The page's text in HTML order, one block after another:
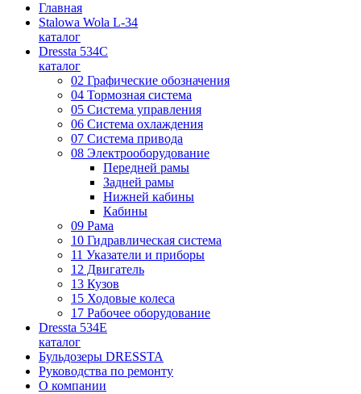
Главная
Stalowa Wola L-34
каталог
Dressta 534C
каталог
02 Графические обозначения
04 Тормозная система
05 Система управления
06 Система охлаждения
07 Система привода
08 Электрооборудование
Передней рамы
Задней рамы
Нижней кабины
Кабины
09 Рама
10 Гидравлическая система
11 Указатели и приборы
12 Двигатель
13 Кузов
15 Ходовые колеса
17 Рабочее оборудование
Dressta 534E
каталог
Бульдозеры DRESSTA
Руководства по ремонту
О компании